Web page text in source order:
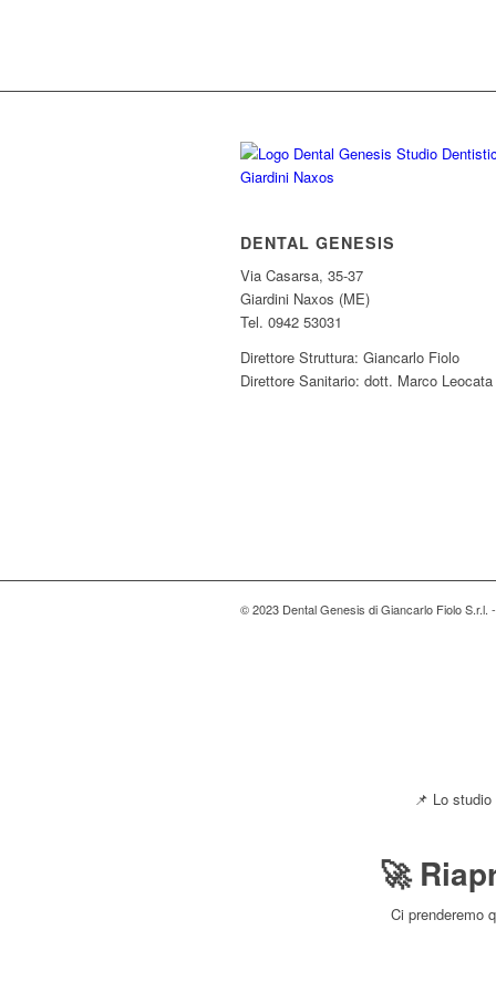
DENTAL GENESIS
Via Casarsa, 35-37
Giardini Naxos (ME)
Tel. 0942 53031
Direttore Struttura: Giancarlo Fiolo
Direttore Sanitario: dott. Marco Leocata
© 2023 Dental Genesis di Giancarlo Fiolo S.r.l.
📌 Lo
🚀
Ci prenderemo